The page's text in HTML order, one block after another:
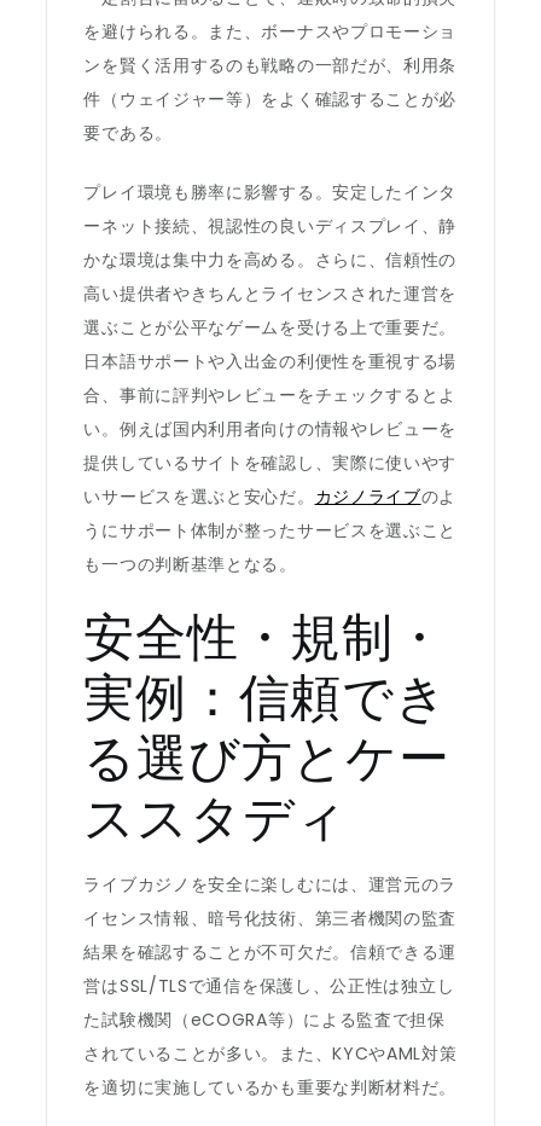
を避けられる。また、ボーナスやプロモーショ
ンを賢く活用するのも戦略の一部だが、利用条
件（ウェイジャー等）をよく確認することが必
要である。
プレイ環境も勝率に影響する。安定したインタ
ーネット接続、視認性の良いディスプレイ、静
かな環境は集中力を高める。さらに、信頼性の
高い提供者やきちんとライセンスされた運営を
選ぶことが公平なゲームを受ける上で重要だ。
日本語サポートや入出金の利便性を重視する場
合、事前に評判やレビューをチェックするとよ
い。例えば国内利用者向けの情報やレビューを
提供しているサイトを確認し、実際に使いやす
いサービスを選ぶと安心だ。 カジノライブのよ
うにサポート体制が整ったサービスを選ぶこと
も一つの判断基準となる。
安全性・規制・
実例：信頼でき
る選び方とケー
ススタディ
ライブカジノを安全に楽しむには、運営元のラ
イセンス情報、暗号化技術、第三者機関の監査
結果を確認することが不可欠だ。信頼できる運
営はSSL/TLSで通信を保護し、公正性は独立し
た試験機関（eCOGRA等）による監査で担保
されていることが多い。また、KYCやAML対策
を適切に実施しているかも重要な判断材料だ。